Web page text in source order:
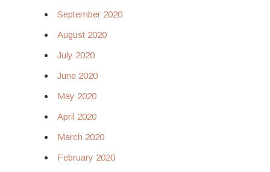
September 2020
August 2020
July 2020
June 2020
May 2020
April 2020
March 2020
February 2020